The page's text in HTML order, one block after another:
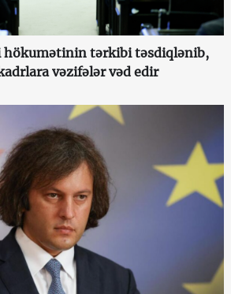
hökumətinin tərkibi təsdiqlənib,
vəzifələr vəd edir